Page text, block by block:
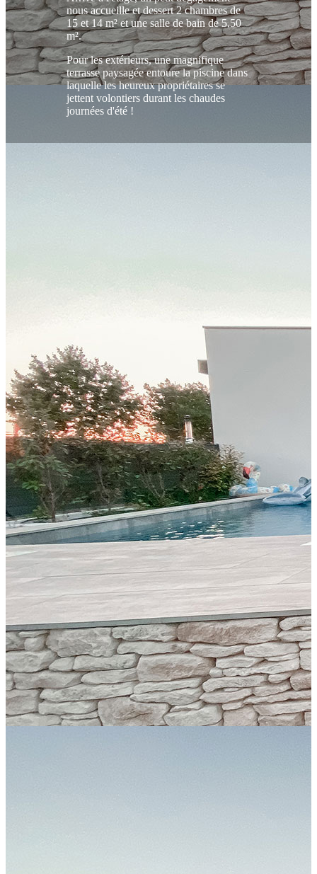
nous accueille et dessert 2 chambres de
15 et 14 m² et une salle de bain de 5,50
m².
Pour les extérieurs, une magnifique
terrasse paysagée entoure la piscine dans
laquelle les heureux propriétaires se
jettent volontiers durant les chaudes
journées d'été !